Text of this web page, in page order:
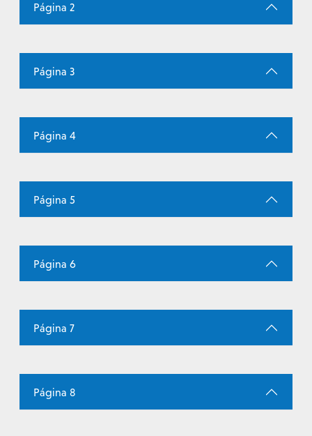
Página 2
Página 3
Página 4
Página 5
Página 6
Página 7
Página 8